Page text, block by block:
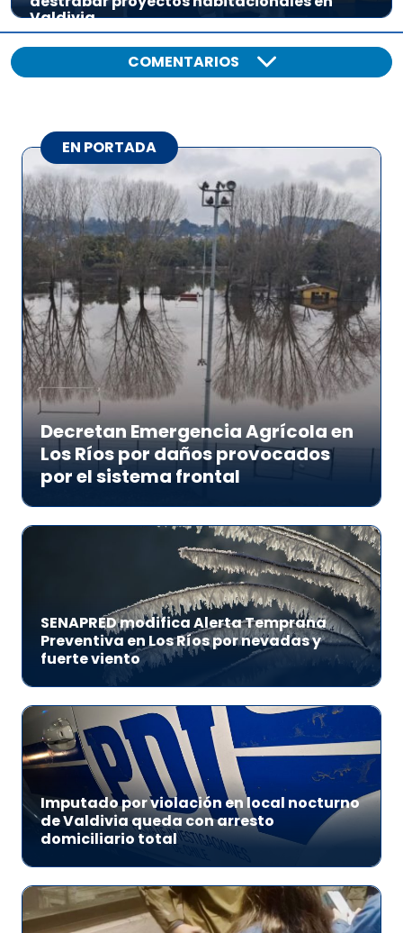
Valdivia
COMENTARIOS
EN PORTADA
Decretan Emergencia Agrícola en
Los Ríos por daños provocados
por el sistema frontal
SENAPRED modifica Alerta Temprana
Preventiva en Los Ríos por nevadas y
fuerte viento
Imputado por violación en local nocturno
de Valdivia queda con arresto
domiciliario total